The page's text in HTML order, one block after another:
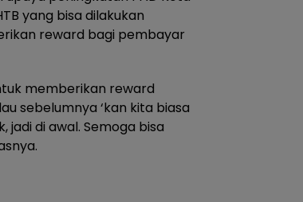
yang bisa dilakukan
reward bagi pembayar
memberikan reward
sebelumnya ‘kan kita biasa
jadi di awal. Semoga bisa